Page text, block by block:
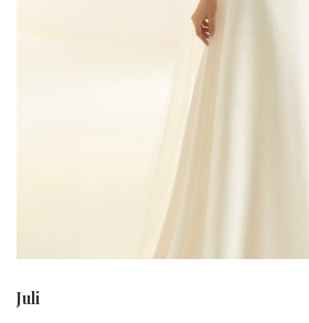
Juli